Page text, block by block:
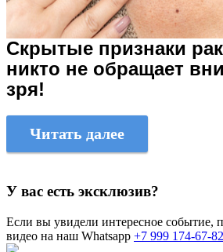
Скрытые признаки
никто не обращает
зря!
Читать далее
У вас есть эксклюзив?
Если вы увидели интересное событие,
видео на наш Whatsapp +7 999 174-67-82